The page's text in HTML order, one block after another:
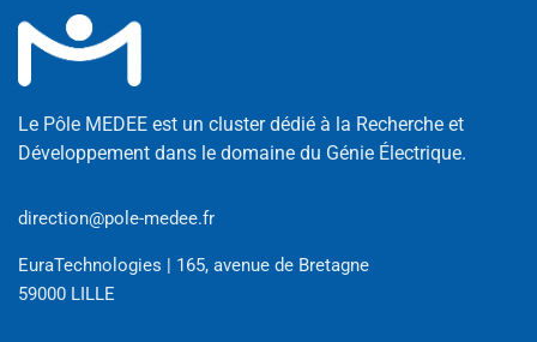
Le Pôle MEDEE est un cluster dédié à la Recherche et
Développement dans le domaine du Génie Électrique.
direction@pole-medee.fr
EuraTechnologies | 165, avenue de Bretagne
59000 LILLE